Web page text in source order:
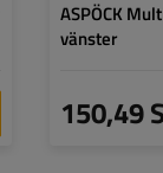
ASPÖCK
vänster
150,49